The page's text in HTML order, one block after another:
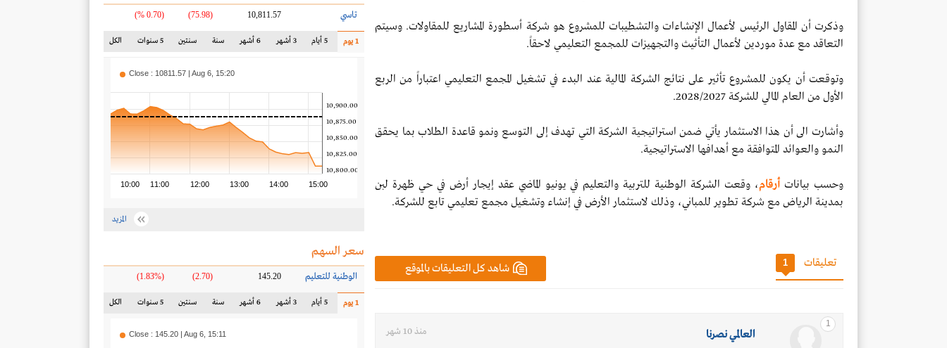
وذكرت أن المقاول الرئيس لأعمال الإنشاءات والتشطيبات للمشروع هو شركة أسطورة المشاريع للمقاولات. وسيتم
التعاقد مع عدة موردين لأعمال التأثيث والتجهيزات للمجمع التعليمي لاحقاً.
وتوقعت أن يكون للمشروع تأثير على نتائج الشركة المالية عند البدء في تشغيل المجمع التعليمي اعتباراً من الربع
الأول من العام المالي للشركة 2028/2027.
وأشارت الى أن هذا الاستثمار يأتي ضمن استراتيجية الشركة التي تهدف إلى التوسع ونمو قاعدة الطلاب بما يحقق
النمو والعوائد المتوافقة مع أهدافها الاستراتيجية.
وحسب بيانات أرقام، وقعت الشركة الوطنية للتربية والتعليم في يونيو الماضي عقد إيجار أرض في حي ظهرة لبن
بمدينة الرياض مع شركة تطوير للمباني، وذلك لاستثمار الأرض في إنشاء وتشغيل مجمع تعليمي تابع للشركة.
شاهد كل التعليقات بالموقع تعليقات 1
1
العالمي نصرنا منذ 10 شهر
تاسي 10,811.57
(75.98)
(0.70 %)
1 يوم 5 أيام 3 أشهر 6 أشهر سنة سنتين 5 سنوات الكل
10:00 11:00 12:00 13:00 14:00 15:00
10,800.00
10,825.00
10,850.00
10,875.00
10,900.00
Close : 10811.57 | Aug 6, 15:20
المزيد
سعر السهم
الوطنية للتعليم 145.20
(2.70)
(1.83%)
1 يوم 5 أيام 3 أشهر 6 أشهر سنة سنتين 5 سنوات الكل
Close : 145.20 | Aug 6, 15:11